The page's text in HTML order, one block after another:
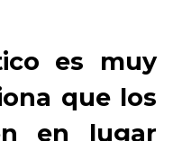
es muy
que los
en lugar